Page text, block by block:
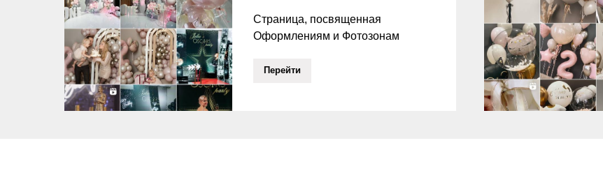
Страница, посвященная
Оформлениям и Фотозонам
Перейти